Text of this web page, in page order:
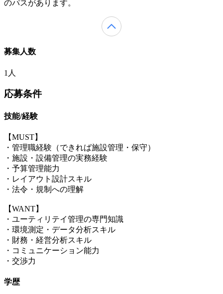
のパスがあります。
募集人数
1人
応募条件
技能/経験
【MUST】
・管理職経験（できれば施設管理・保守）
・施設・設備管理の実務経験
・予算管理能力
・レイアウト設計スキル
・法令・規制への理解
【WANT】
・ユーティリテイ管理の専門知識
・環境測定・データ分析スキル
・財務・経営分析スキル
・コミュニケーション能力
・交渉力
学歴